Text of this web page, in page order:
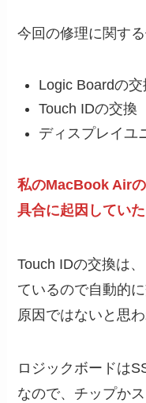
今回の修理に関す
Logic Boardの交
Touch IDの交換
ディスプレイユ
私のMacBook Air
具合に起因していた
Touch IDの交換は
ているので自動的
原因ではないと思わ
ロジックボードは
なので、チップか